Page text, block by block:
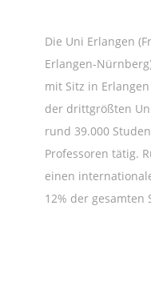
Die Uni Erlangen
Erlangen-
mit Sitz in
der drittgrößten
rund 39.000
Professoren tätig.
einen
12% der gesamten